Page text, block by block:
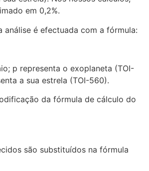
em 0,2%.
análise é efectuada com a fórmula:
p representa o exoplaneta (TOI-
a sua estrela (TOI-560).
da fórmula de cálculo do
são substituídos na fórmula